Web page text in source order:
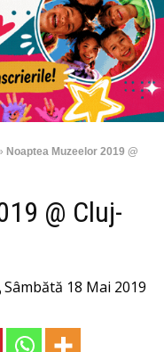
Noaptea Muzeelor 2019 @
@ Cluj-
Sâmbătă 18 Mai 2019